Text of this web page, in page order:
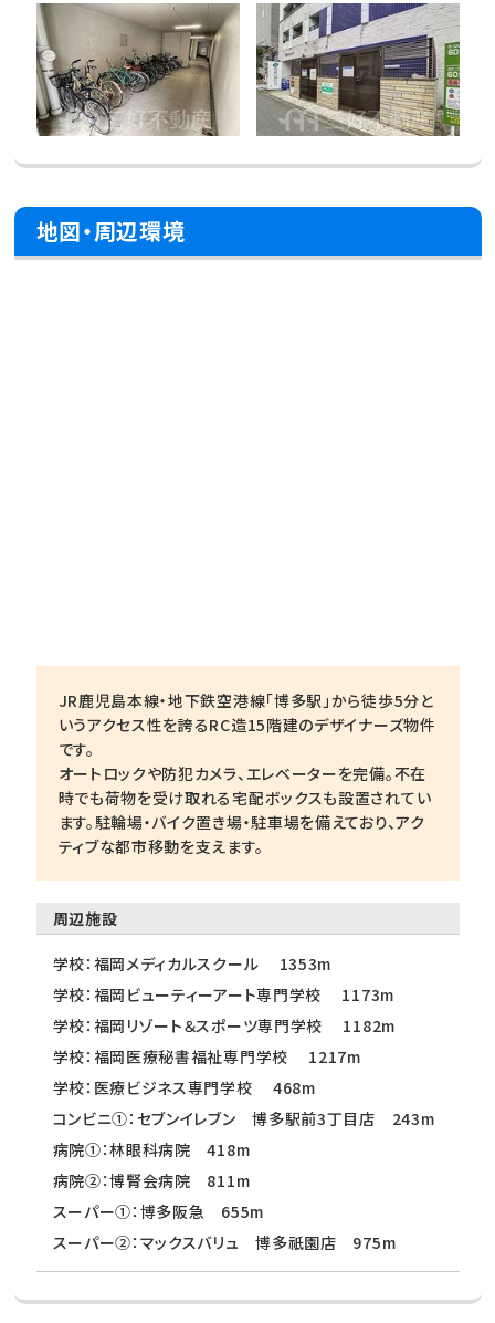
地図・周辺環境
JR鹿児島本線・地下鉄空港線「博多駅」から徒歩5分と
いうアクセス性を誇るRC造15階建のデザイナーズ物件
です。
オートロックや防犯カメラ、エレベーターを完備。不在
時でも荷物を受け取れる宅配ボックスも設置されてい
ます。駐輪場・バイク置き場・駐車場を備えており、アク
ティブな都市移動を支えます。
周辺施設
学校：福岡メディカルスクール 1353m
学校：福岡ビューティーアート専門学校 1173m
学校：福岡リゾート＆スポーツ専門学校 1182m
学校：福岡医療秘書福祉専門学校 1217m
学校：医療ビジネス専門学校 468m
コンビニ①：セブンイレブン 博多駅前3丁目店 243m
病院①：林眼科病院 418m
病院②：博腎会病院 811m
スーパー①：博多阪急 655m
スーパー②：マックスバリュ 博多祇園店 975m